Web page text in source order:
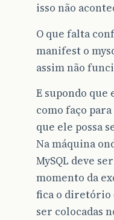
isso não
O que falta
manifest o
assim não
E supondo
como faço
que ele possa
Na máquina
MySQL deve
momento da
fica o diretório
ser colocadas